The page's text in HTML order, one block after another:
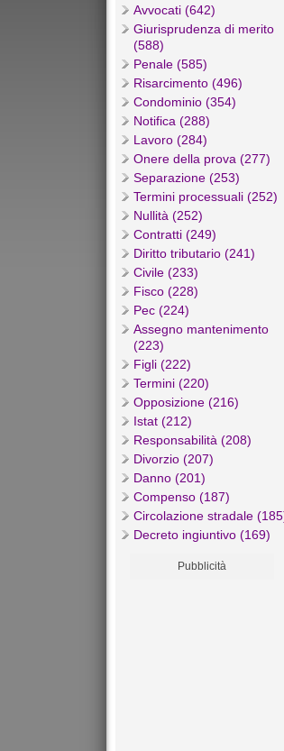
Avvocati (642)
Giurisprudenza di merito
(588)
Penale (585)
Risarcimento (496)
Condominio (354)
Notifica (288)
Lavoro (284)
Onere della prova (277)
Separazione (253)
Termini processuali (252)
Nullità (252)
Contratti (249)
Diritto tributario (241)
Civile (233)
Fisco (228)
Pec (224)
Assegno mantenimento
(223)
Figli (222)
Termini (220)
Opposizione (216)
Istat (212)
Responsabilità (208)
Divorzio (207)
Danno (201)
Compenso (187)
Circolazione stradale
Decreto ingiuntivo (169)
Pubblicità